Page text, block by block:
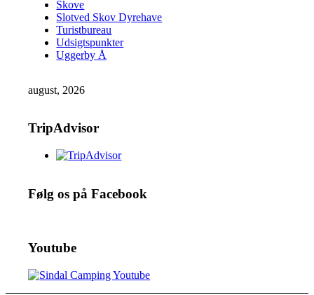
Skove
Slotved Skov Dyrehave
Turistbureau
Udsigtspunkter
Uggerby Å
august, 2026
TripAdvisor
Følg os på Facebook
Youtube